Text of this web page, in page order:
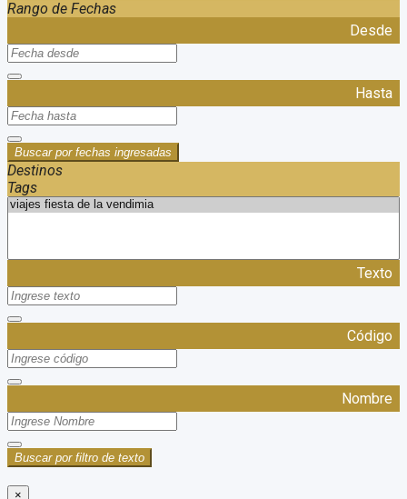
Rango de Fechas
Desde
Hasta
Buscar por fechas ingresadas
Destinos
Tags
Texto
Código
Nombre
Buscar por filtro de texto
×